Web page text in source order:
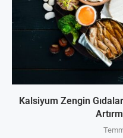
Kalsiyum Zengin